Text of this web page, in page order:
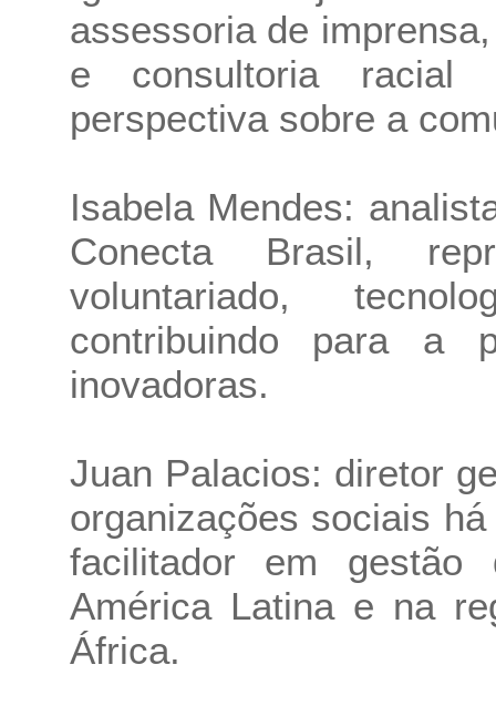
assessoria de
e consultoria racial
perspectiva sobre a
Isabela Mendes:
Conecta Brasil,
voluntariado,
contribuindo para a
inovadoras.
Juan Palacios: diretor
organizações sociais
facilitador em
América Latina e na
África.